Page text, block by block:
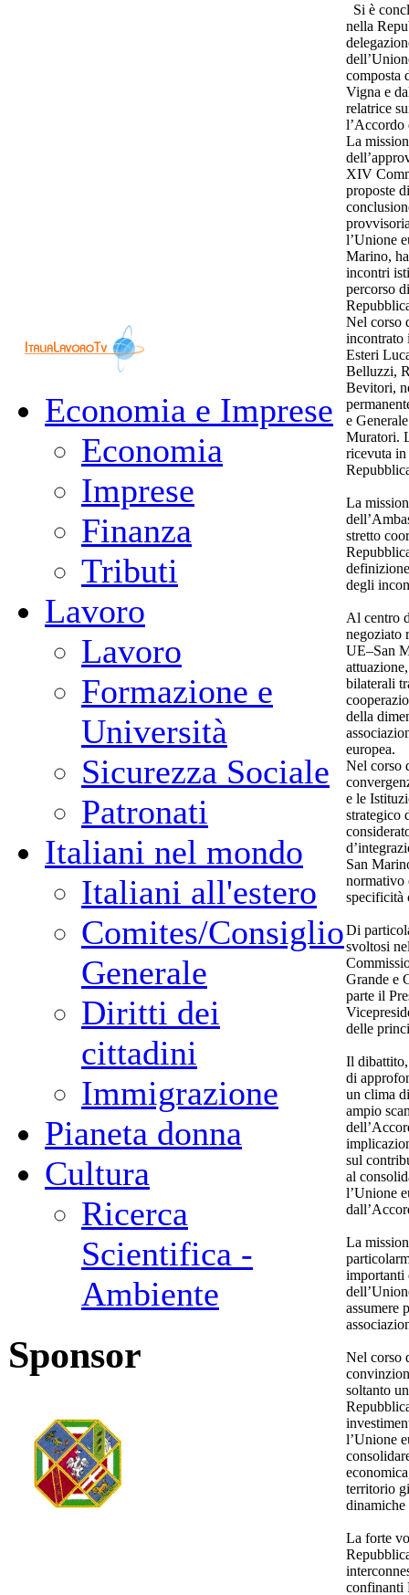
Economia e Imprese
Economia
Imprese
Finanza
Tributi
Lavoro
Lavoro
Formazione e
Università
Sicurezza Sociale
Patronati
Italiani nel mondo
Italiani all'estero
Comites/Consiglio
Generale
Diritti dei
cittadini
Immigrazione
Pianeta donna
Cultura
Ricerca
Scientifica -
Ambiente
Sponsor
Si è
nella
composta
Vigna e
relatrice
l’Accordo
La
XIV
proposte
l’Unione
Marino,
incontri
percorso
Nel corso
incontrato
Esteri
Belluzzi,
Bevitori,
e
Muratori.
ricevuta in
La
stretto
degli
Al centro
negoziato
UE–San
bilaterali
della
europea.
Nel corso
e le
strategico
San
normativo
specificità
Di
svoltosi
Grande e
parte il
delle
Il
di
un clima
ampio
sul
al
l’Unione
La
importanti
assumere
Nel corso
soltanto
l’Unione
territorio
dinamiche
La forte
confinanti